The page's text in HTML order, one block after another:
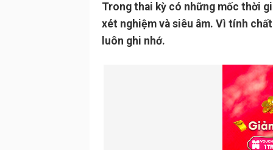
Trong thai kỳ có những mốc thời
xét nghiệm và siêu âm. Vì tính
luôn ghi nhớ.